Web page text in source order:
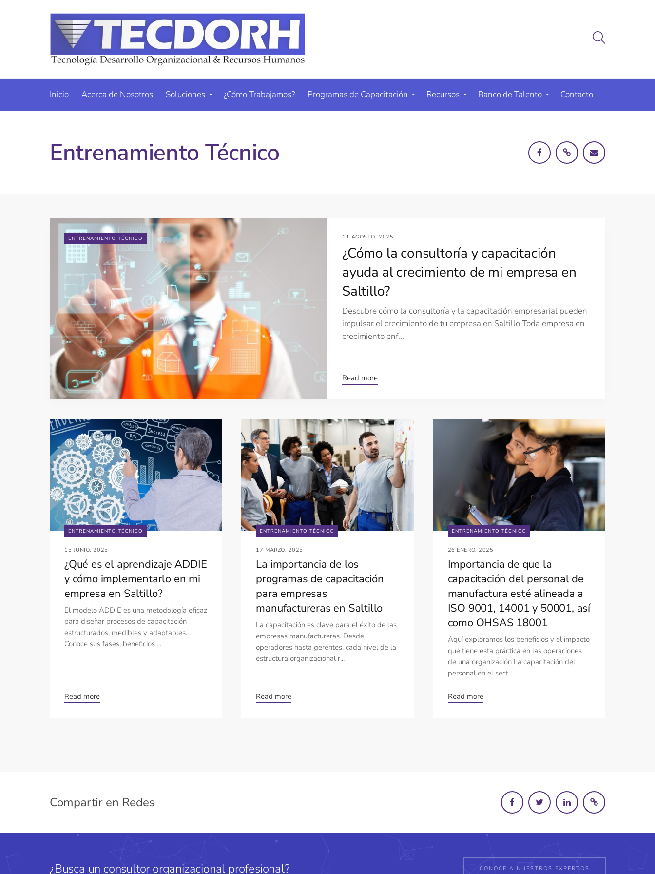
Inicio Acerca de Nosotros Soluciones ¿Cómo Trabajamos? Programas de Capacitación Recursos Banco de Talento Contacto
Entrenamiento Técnico
ENTRENAMIENTO TÉCNICO 11 AGOSTO, 2025
¿Cómo la consultoría y capacitación
ayuda al crecimiento de mi empresa en
Saltillo?
Descubre cómo la consultoría y la capacitación empresarial pueden
impulsar el crecimiento de tu empresa en Saltillo Toda empresa en
crecimiento enf...
Read more
ENTRENAMIENTO TÉCNICO
15 JUNIO, 2025
¿Qué es el aprendizaje ADDIE
y cómo implementarlo en mi
empresa en Saltillo?
El modelo ADDIE es una metodología eficaz
para diseñar procesos de capacitación
estructurados, medibles y adaptables.
Conoce sus fases, beneficios ...
Read more
ENTRENAMIENTO TÉCNICO
17 MARZO, 2025
La importancia de los
programas de capacitación
para empresas
manufactureras en Saltillo
La capacitación es clave para el éxito de las
empresas manufactureras. Desde
operadores hasta gerentes, cada nivel de la
estructura organizacional r...
Read more
ENTRENAMIENTO TÉCNICO
26 ENERO, 2025
Importancia de que la
capacitación del personal de
manufactura esté alineada a
ISO 9001, 14001 y 50001, así
como OHSAS 18001
Aquí exploramos los beneficios y el impacto
que tiene esta práctica en las operaciones
de una organización La capacitación del
personal en el sect...
Read more
Compartir en Redes
¿Busca un consultor organizacional profesional? CONOCE A NUESTROS EXPERTOS